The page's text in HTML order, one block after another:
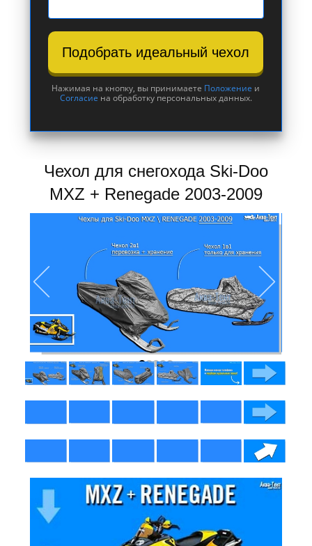
Подобрать идеальный чехол
Нажимая на кнопку, вы принимаете Положение и
Согласие на обработку персональных данных.
Чехол для снегохода Ski-Doo
MXZ + Renegade 2003-2009